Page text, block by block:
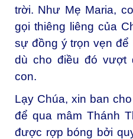
trời. Như Mẹ Maria,
gọi thiêng liêng của
sự đồng ý trọn vẹn để
dù cho điều đó vượt
con.
Lạy Chúa, xin ban
để qua mâm Thánh
được rợp bóng bởi